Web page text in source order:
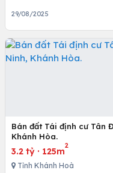
29/08/2025
Bán đất Tái định cư Tân
Khánh Hòa.
3.2 tỷ · 125m
2
Tỉnh Khánh Hoà